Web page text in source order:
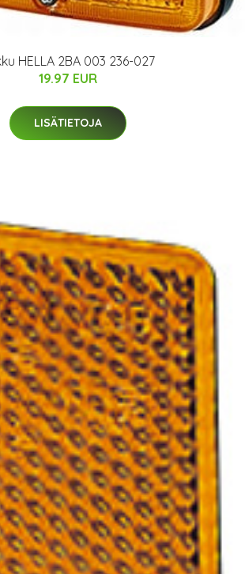
HELLA 2BA 003 236-027
19.97 EUR
LISÄTIETOJA